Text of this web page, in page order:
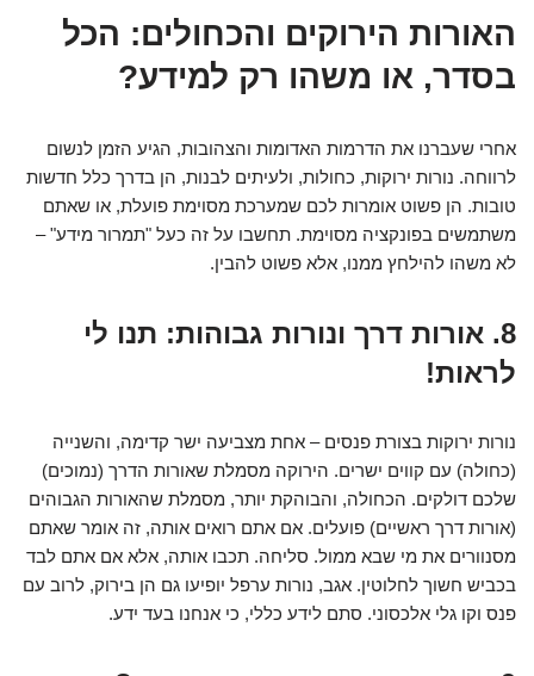
האורות הירוקים והכחולים: הכל
בסדר, או משהו רק למידע?
אחרי שעברנו את הדרמות האדומות והצהובות, הגיע הזמן לנשום
לרווחה. נורות ירוקות, כחולות, ולעיתים לבנות, הן בדרך כלל חדשות
טובות. הן פשוט אומרות לכם שמערכת מסוימת פועלת, או שאתם
משתמשים בפונקציה מסוימת. תחשבו על זה כעל "תמרור מידע" –
לא משהו להילחץ ממנו, אלא פשוט להבין.
8. אורות דרך ונורות גבוהות: תנו לי
לראות!
נורות ירוקות בצורת פנסים – אחת מצביעה ישר קדימה, והשנייה
(כחולה) עם קווים ישרים. הירוקה מסמלת שאורות הדרך (נמוכים)
שלכם דולקים. הכחולה, והבוהקת יותר, מסמלת שהאורות הגבוהים
(אורות דרך ראשיים) פועלים. אם אתם רואים אותה, זה אומר שאתם
מסנוורים את מי שבא ממול. סליחה. תכבו אותה, אלא אם אתם לבד
בכביש חשוך לחלוטין. אגב, נורות ערפל יופיעו גם הן בירוק, לרוב עם
פנס וקו גלי אלכסוני. סתם לידע כללי, כי אנחנו בעד ידע.